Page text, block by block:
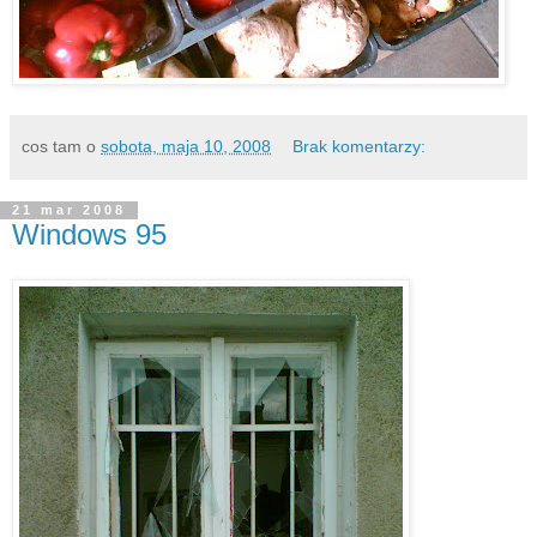
cos tam o sobota, maja 10, 2008 Brak komentarzy:
21 mar 2008
Windows 95